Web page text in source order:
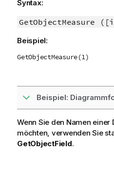
i
w
e
t
o
i
n
w
e
i
s
Syntax:
GetObjectMeasure
Beispiel:
GetObjectMeasure(1)
Beispiel:
Wenn Sie den Namen
möchten, verwenden Sie
GetObjectField.